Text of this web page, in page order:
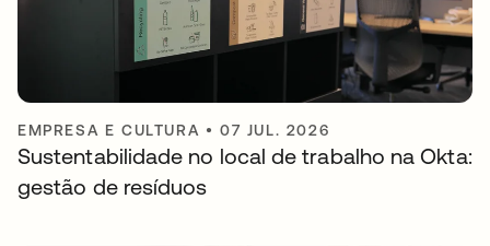
EMPRESA E CULTURA •07 JUL. 2026
Sustentabilidade no local de trabalho na Okta:
gestão de resíduos